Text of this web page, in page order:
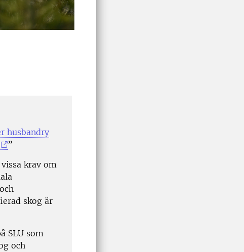
husbandry
”
krav om
skog är
SLU som
och